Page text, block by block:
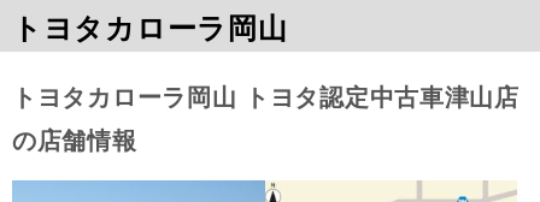
トヨタカローラ岡山
トヨタカローラ岡山 トヨタ認定中古車津山店
の店舗情報